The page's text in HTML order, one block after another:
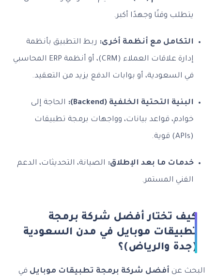
يتطلب وقتًا وجهدًا أكبر.
التكامل مع أنظمة أخرى: ربط التطبيق بأنظمة
إدارة علاقات العملاء (CRM)، أو أنظمة ERP المحاسبي
في السعودية، أو بوابات الدفع يزيد من التعقيد.
البنية التحتية الخلفية (Backend): الحاجة إلى
خوادم، قواعد بيانات، وواجهات برمجة تطبيقات
(APIs) قوية.
خدمات ما بعد الإطلاق: الصيانة، التحديثات، الدعم
الفني المستمر.
كيف تختار أفضل شركة برمجة
تطبيقات موبايل في مدن السعودية
(جدة والرياض)؟
البحث عن أفضل شركة برمجة تطبيقات موبايل في